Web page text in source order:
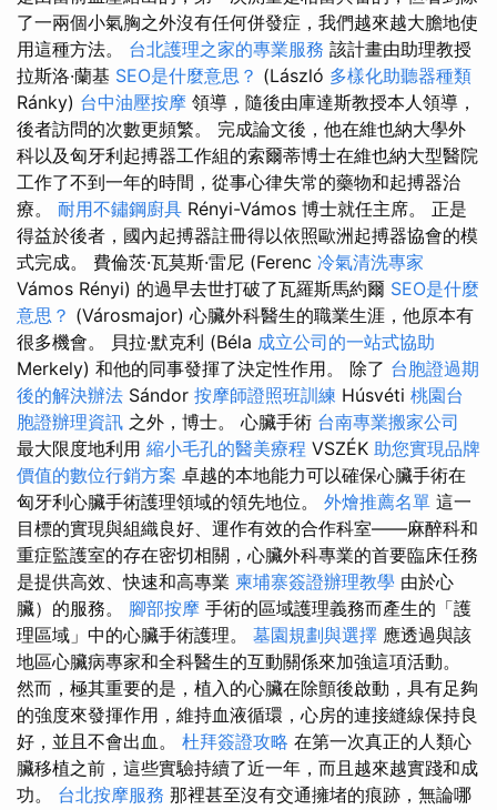
了一兩個小氣胸之外沒有任何併發症，我們越來越大膽地使
用這種方法。 台北護理之家的專業服務 該計畫由助理教授
拉斯洛·蘭基 SEO是什麼意思？ (László 多樣化助聽器種類
Ránky) 台中油壓按摩 領導，隨後由庫達斯教授本人領導，
後者訪問的次數更頻繁。 完成論文後，他在維也納大學外
科以及匈牙利起搏器工作組的索爾蒂博士在維也納大型醫院
工作了不到一年的時間，從事心律失常的藥物和起搏器治
療。 耐用不鏽鋼廚具 Rényi-Vámos 博士就任主席。 正是
得益於後者，國內起搏器註冊得以依照歐洲起搏器協會的模
式完成。 費倫茨·瓦莫斯·雷尼 (Ferenc 冷氣清洗專家
Vámos Rényi) 的過早去世打破了瓦羅斯馬約爾 SEO是什麼
意思？ (Városmajor) 心臟外科醫生的職業生涯，他原本有
很多機會。 貝拉·默克利 (Béla 成立公司的一站式協助
Merkely) 和他的同事發揮了決定性作用。 除了 台胞證過期
後的解決辦法 Sándor 按摩師證照班訓練 Húsvéti 桃園台
胞證辦理資訊 之外，博士。 心臟手術 台南專業搬家公司
最大限度地利用 縮小毛孔的醫美療程 VSZÉK 助您實現品牌
價值的數位行銷方案 卓越的本地能力可以確保心臟手術在
匈牙利心臟手術護理領域的領先地位。 外燴推薦名單 這一
目標的實現與組織良好、運作有效的合作科室——麻醉科和
重症監護室的存在密切相關，心臟外科專業的首要臨床任務
是提供高效、快速和高專業 柬埔寨簽證辦理教學 由於心
臟）的服務。 腳部按摩 手術的區域護理義務而產生的「護
理區域」中的心臟手術護理。 墓園規劃與選擇 應透過與該
地區心臟病專家和全科醫生的互動關係來加強這項活動。
然而，極其重要的是，植入的心臟在除顫後啟動，具有足夠
的強度來發揮作用，維持血液循環，心房的連接縫線保持良
好，並且不會出血。 杜拜簽證攻略 在第一次真正的人類心
臟移植之前，這些實驗持續了近一年，而且越來越實踐和成
功。 台北按摩服務 那裡甚至沒有交通擁堵的痕跡，無論哪